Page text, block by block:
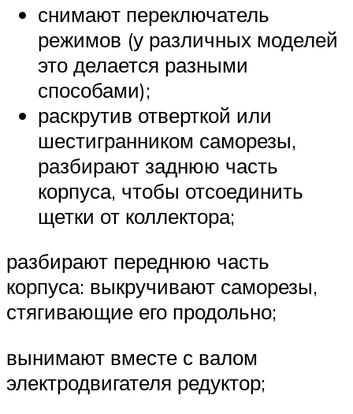
снимают переключатель
режимов (у различных моделей
это делается разными
способами);
раскрутив отверткой или
шестигранником саморезы,
разбирают заднюю часть
корпуса, чтобы отсоединить
щетки от коллектора;
разбирают переднюю часть
корпуса: выкручивают саморезы,
стягивающие его продольно;
вынимают вместе с валом
электродвигателя редуктор;